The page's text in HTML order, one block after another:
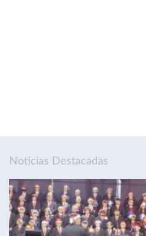
Noticias Destacadas